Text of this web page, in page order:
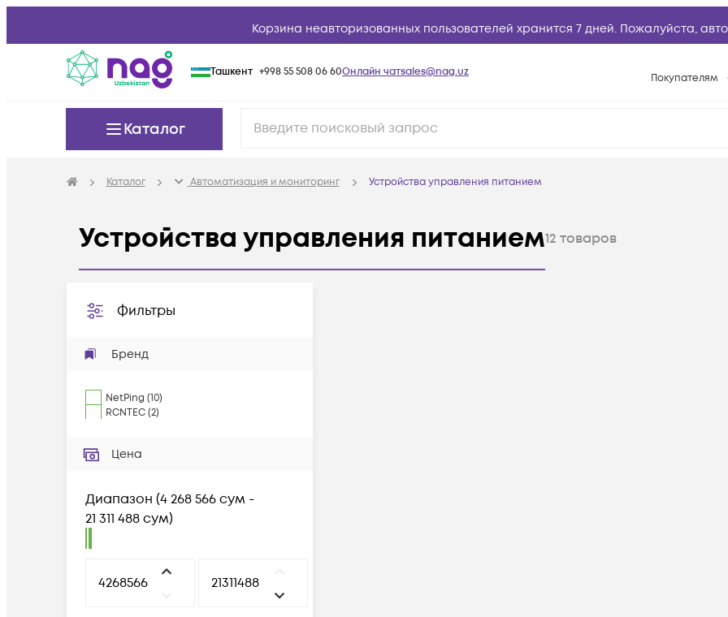
Корзина неавторизованных пользователей хранится 7 дней. Пожалуйста,
Ташкент +998 55 508 06 60Онлайн чатsales@nag.uz Покупателям
Каталог
Каталог Автоматизация и мониторинг Устройства управления питанием
Устройства управления питанием12 товаров
Фильтры
Бренд
NetPing (10)
RCNTEC(2)
Цена
Диапазон (4 268 566 сум -
21 311 488 сум)